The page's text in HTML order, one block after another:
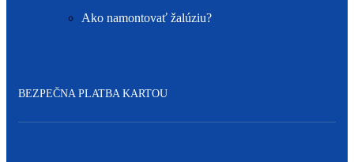
Ako namontovať žalúziu?
BEZPEČNA PLATBA KARTOU